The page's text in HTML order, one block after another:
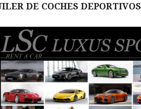
DE COCHES DEPORTIVOS